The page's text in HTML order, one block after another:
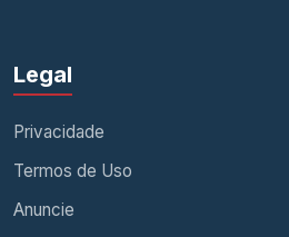
Legal
Privacidade
Termos de Uso
Anuncie